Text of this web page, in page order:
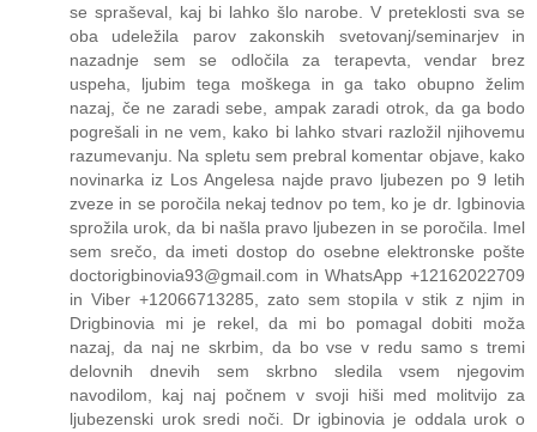
se spraševal, kaj bi lahko šlo narobe. V preteklosti sva se
oba udeležila parov zakonskih svetovanj/seminarjev in
nazadnje sem se odločila za terapevta, vendar brez
uspeha, ljubim tega moškega in ga tako obupno želim
nazaj, če ne zaradi sebe, ampak zaradi otrok, da ga bodo
pogrešali in ne vem, kako bi lahko stvari razložil njihovemu
razumevanju. Na spletu sem prebral komentar objave, kako
novinarka iz Los Angelesa najde pravo ljubezen po 9 letih
zveze in se poročila nekaj tednov po tem, ko je dr. Igbinovia
sprožila urok, da bi našla pravo ljubezen in se poročila. Imel
sem srečo, da imeti dostop do osebne elektronske pošte
doctorigbinovia93@gmail.com in WhatsApp +12162022709
in Viber +12066713285, zato sem stopila v stik z njim in
Drigbinovia mi je rekel, da mi bo pomagal dobiti moža
nazaj, da naj ne skrbim, da bo vse v redu samo s tremi
delovnih dnevih sem skrbno sledila vsem njegovim
navodilom, kaj naj počnem v svoji hiši med molitvijo za
ljubezenski urok sredi noči. Dr igbinovia je oddala urok o